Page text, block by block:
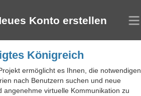
Konto erstellen
Königreich
ermöglicht es Ihnen, die notwendigen
nach Benutzern suchen und neue
virtuelle Kommunikation zu